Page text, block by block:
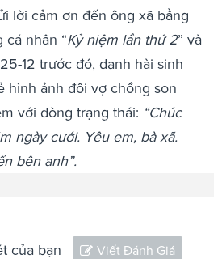
lời cảm ơn đến ông xã bằng
cá nhân “Kỷ niệm lần thứ 2” và
12 trước đó, danh hài sinh
hình ảnh đôi vợ chồng son
với dòng trạng thái: “Chúc
ngày cưới. Yêu em, bà xã.
bên anh”.
của bạn Viết Đánh Giá